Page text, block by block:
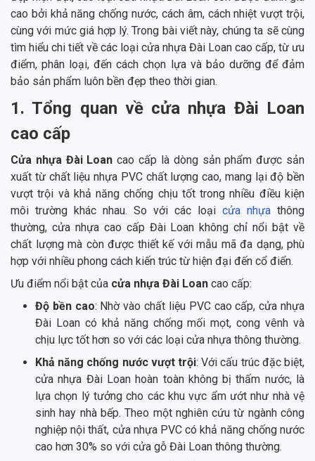
cao bởi khả năng chống nước, cách âm, cách nhiệt vượt trội,
cùng với mức giá hợp lý. Trong bài viết này, chúng ta sẽ cùng
tìm hiểu chi tiết về các loại cửa nhựa Đài Loan cao cấp, từ ưu
điểm, phân loại, đến cách chọn lựa và bảo dưỡng để đảm
bảo sản phẩm luôn bền đẹp theo thời gian.
1. Tổng quan về cửa nhựa Đài Loan
cao cấp
Cửa nhựa Đài Loancao cấp là dòng sản phẩm được sản
xuất từ chất liệu nhựa PVC chất lượng cao, mang lại độ bền
vượt trội và khả năng chống chịu tốt trong nhiều điều kiện
môi trường khác nhau. So với các loại cửa nhựa thông
thường, cửa nhựa cao cấp Đài Loan không chỉ nổi bật về
chất lượng mà còn được thiết kế với mẫu mã đa dạng, phù
hợp với nhiều phong cách kiến trúc từ hiện đại đến cổ điển.
Ưu điểm nổi bật của cửa nhựa Đài Loan cao cấp:
Độ bền cao: Nhờ vào chất liệu PVC cao cấp, cửa nhựa
Đài Loan có khả năng chống mối mọt, cong vênh và
chịu lực tốt hơn so với các loại cửa nhựa thông thường.
Khả năng chống nước vượt trội: Với cấu trúc đặc biệt,
cửa nhựa Đài Loan hoàn toàn không bị thấm nước, là
lựa chọn lý tưởng cho các khu vực ẩm ướt như nhà vệ
sinh hay nhà bếp. Theo một nghiên cứu từ ngành công
nghiệp nội thất, cửa nhựa PVC có khả năng chống nước
cao hơn 30% so với cửa gỗ Đài Loan thông thường.